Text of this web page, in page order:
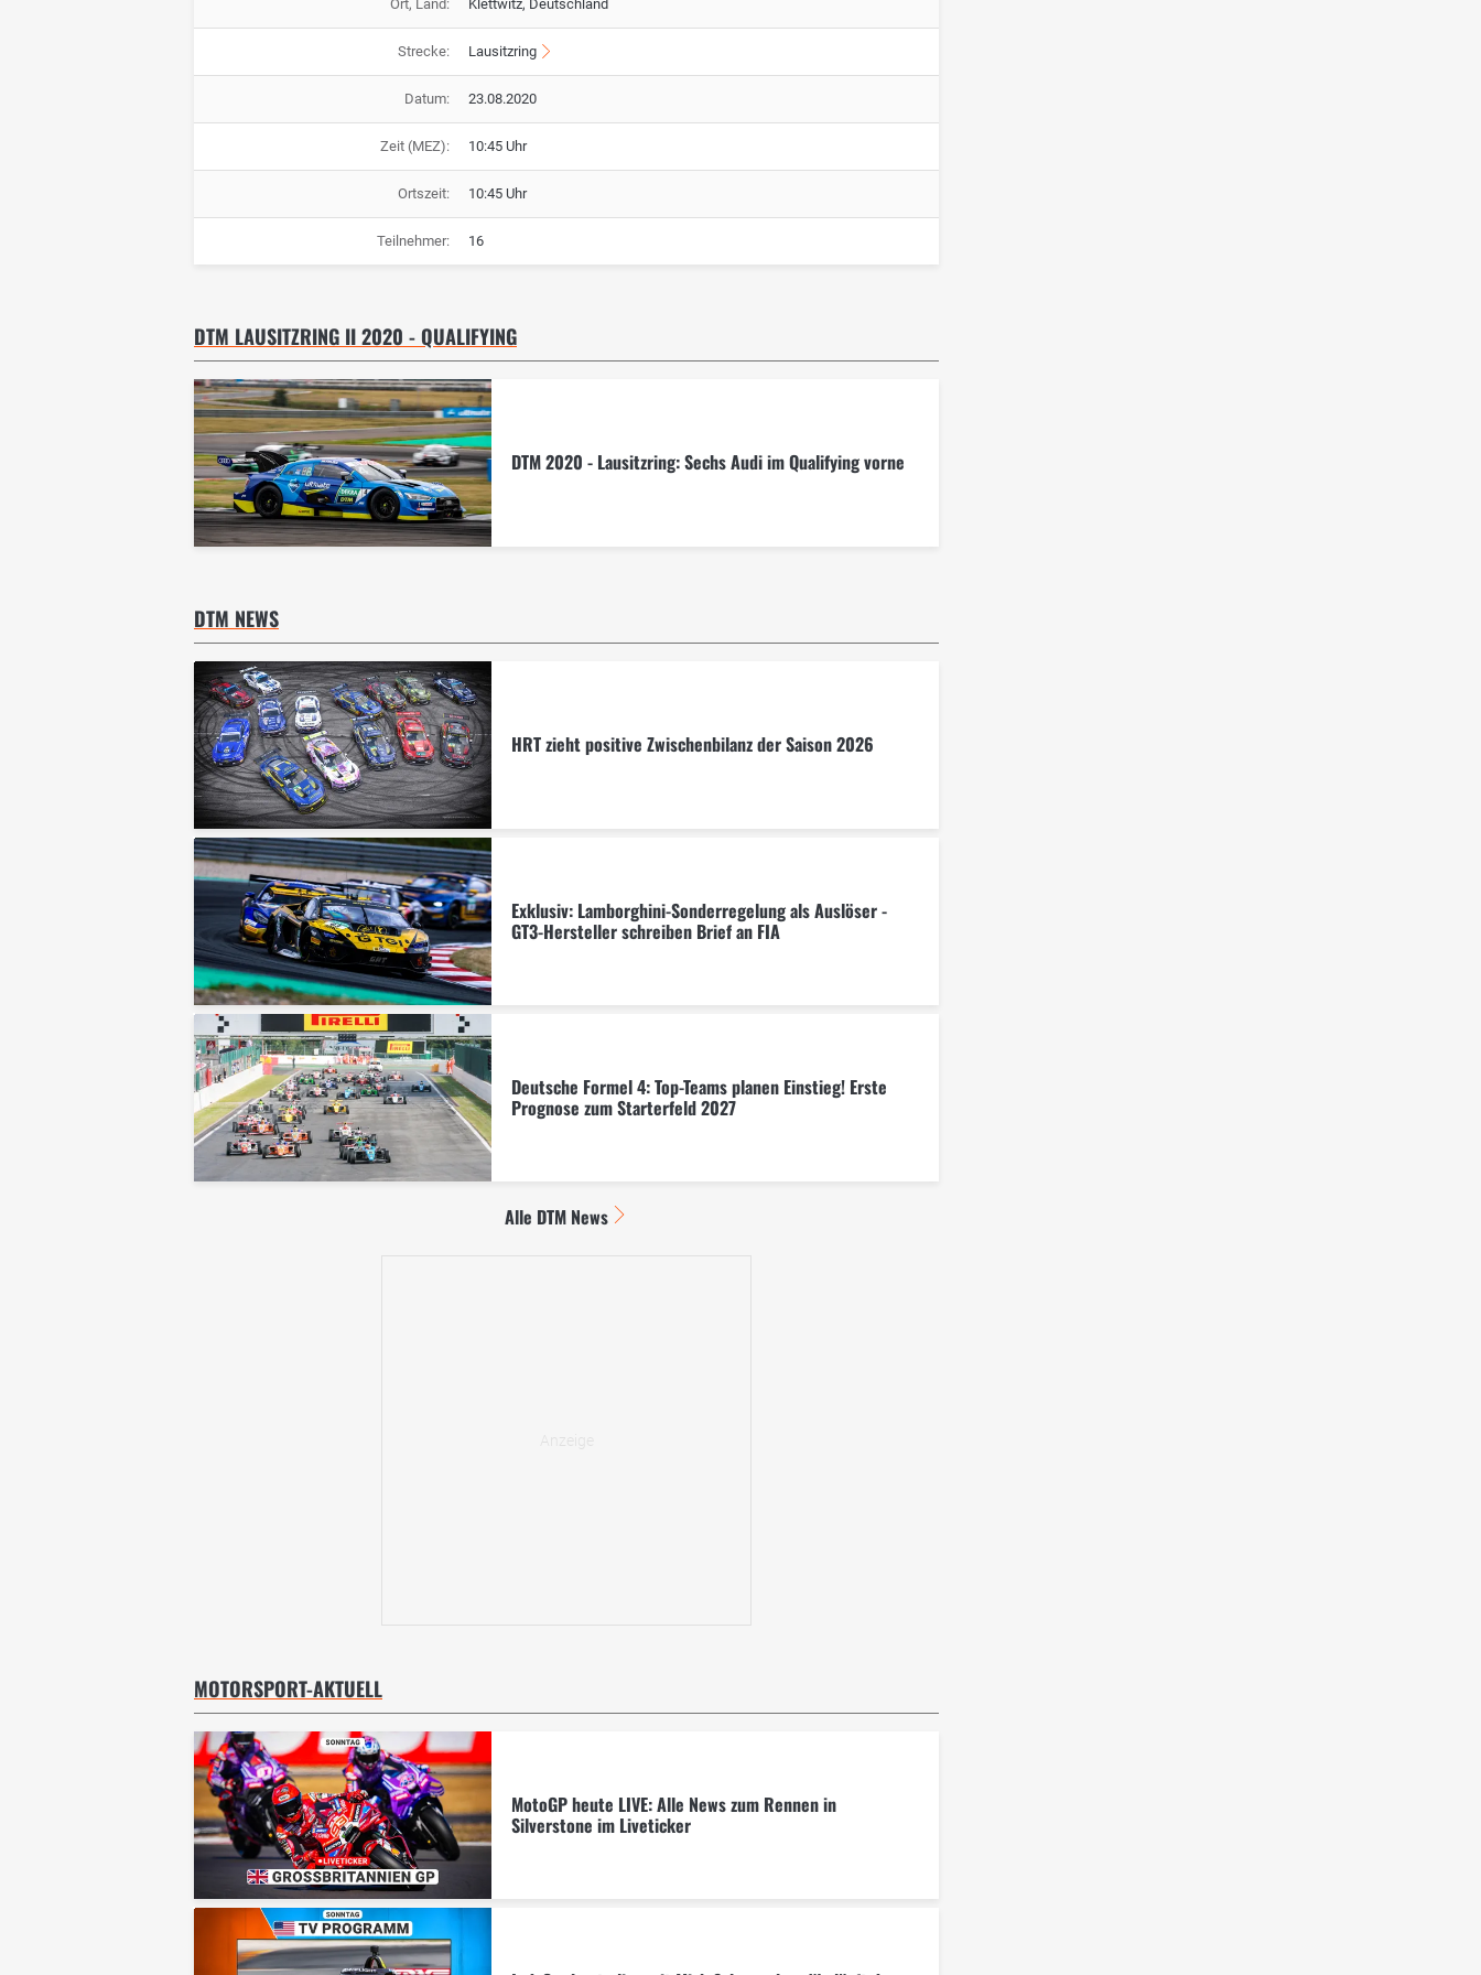
Ort, Land: Klettwitz, Deutschland
Strecke: Lausitzring
Datum: 23.08.2020
Zeit (MEZ): 10:45 Uhr
Ortszeit: 10:45 Uhr
Teilnehmer: 16
DTM LAUSITZRING II 2020 - QUALIFYING
DTM 2020 - Lausitzring: Sechs Audi im Qualifying vorne
DTM NEWS
HRT zieht positive Zwischenbilanz der Saison 2026
Exklusiv: Lamborghini-Sonderregelung als Auslöser -
GT3-Hersteller schreiben Brief an FIA
Deutsche Formel 4: Top-Teams planen Einstieg! Erste
Prognose zum Starterfeld 2027
Alle DTM News
MOTORSPORT-AKTUELL
MotoGP heute LIVE: Alle News zum Rennen in
Silverstone im Liveticker